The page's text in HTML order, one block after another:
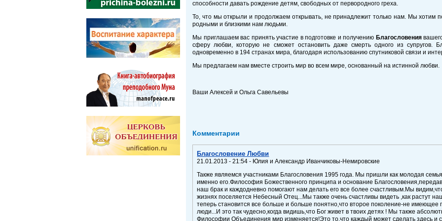
способности давать рождение детям, свободных от первородного греха.
То, что мы открыли и продолжаем открывать, не принадлежит только нам. Мы хотим
родными и близкими нам людьми.
Мы приглашаем вас принять участие в подготовке и получению Благословения
сферу любви, которую не сможет остановить даже смерть одного из супругов.
одновременно в 194 странах мира, благодаря использованию спутниковой связи и
Мы предлагаем нам вместе строить мир во всем мире, основанный на истинной любви.
Ваши Алексей и Ольга Савельевы
Комментарии
Благословение Любви
21.01.2013 - 21:54 - Юлия и Александр Иванчиковы-Немировские
Также являемся участниками Благословения 1995 года. Мы пришли как молодая
именно его.Философия Божественного принципа и основание
наш брак и каждодневно помогают нам делать его все более счастливым.Мы
жизнях поселяется Небесный Отец...Мы также очень счастливы видеть ,как растут
теперь становится все больше и больше понятно,что второе поколение-не имеющее
люди...И это так чудесно,когда видишь,что Бог живет в твоих детях ! Мы также
Философии Объединения мир изменяется!Это то,что каждый может сделать здесь и